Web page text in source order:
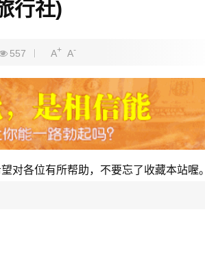
行社)
557 A+ A-
对各位有所帮助，不要忘了收藏本站喔。